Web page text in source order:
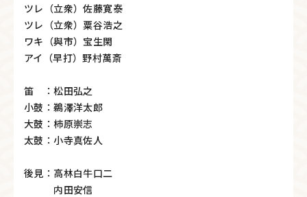
ツレ（立衆）佐藤寛泰
ツレ（立衆）粟谷浩之
ワキ（與市）宝生閑
アイ（早打）野村萬斎
笛 ：松田弘之
小鼓：鵜澤洋太郎
大鼓：柿原崇志
太鼓：小寺真佐人
後見：高林白牛口二
内田安信